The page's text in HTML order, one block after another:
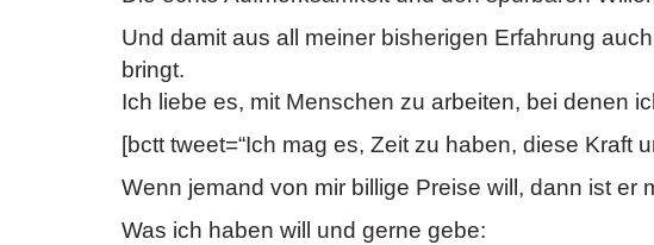
Und damit aus all meiner bisherigen Erfahrung
bringt.
Ich liebe es, mit Menschen zu arbeiten, bei denen
[bctt tweet=“Ich mag es, Zeit zu haben, diese Kraft
Wenn jemand von mir billige Preise will, dann ist er
Was ich haben will und gerne gebe: